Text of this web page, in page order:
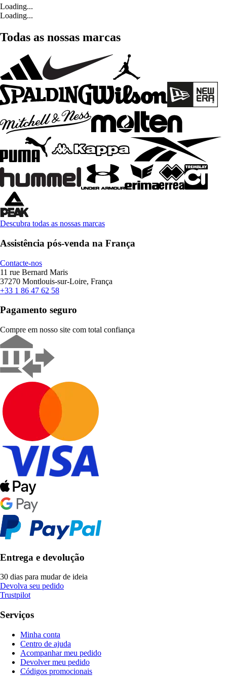
Loading...
Loading...
Todas as nossas marcas
Descubra todas as nossas marcas
Assistência pós-venda na França
Contacte-nos
11 rue Bernard Maris
37270 Montlouis-sur-Loire, França
+33 1 86 47 62 58
Pagamento seguro
Compre em nosso site com total confiança
Entrega e devolução
30 dias para mudar de ideia
Devolva seu pedido
Trustpilot
Serviços
Minha conta
Centro de ajuda
Acompanhar meu pedido
Devolver meu pedido
Códigos promocionais